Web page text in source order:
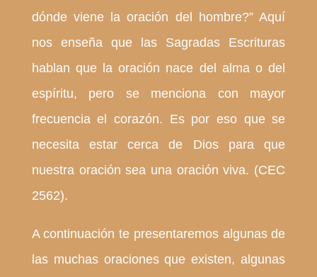
dónde viene la oración del hombre?” Aquí
nos enseña que las Sagradas Escrituras
hablan que la oración nace del alma o del
espíritu, pero se menciona con mayor
frecuencia el corazón. Es por eso que se
necesita estar cerca de Dios para que
nuestra oración sea una oración viva. (CEC
2562).
A continuación te presentaremos algunas de
las muchas oraciones que existen, algunas